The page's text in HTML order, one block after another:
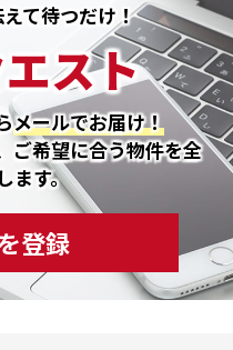
て待つだけ！
スト
メールでお届け！
ご希望に合う物件を全
ます。
登録